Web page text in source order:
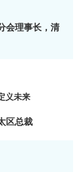
会理事长，清
义未来
区总裁